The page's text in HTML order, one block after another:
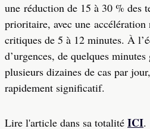
une réduction de 15 à 30 % des
prioritaire, avec une accélération
critiques de 5 à 12 minutes. À
d’urgences, de quelques
plusieurs dizaines de cas par
rapidement significatif.
Lire l'article dans sa totalité ICI.